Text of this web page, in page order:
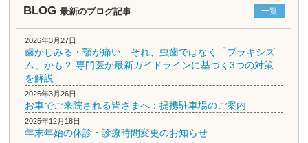
BLOG 最新のブログ記事 一覧
2026年3月27日
歯がしみる・顎が痛い…それ、虫歯ではなく「ブラキシズ
ム」かも？ 専門医が最新ガイドラインに基づく3つの対策
を解説
2026年3月26日
お車でご来院される皆さまへ：提携駐車場のご案内
2025年12月18日
年末年始の休診・診療時間変更のお知らせ